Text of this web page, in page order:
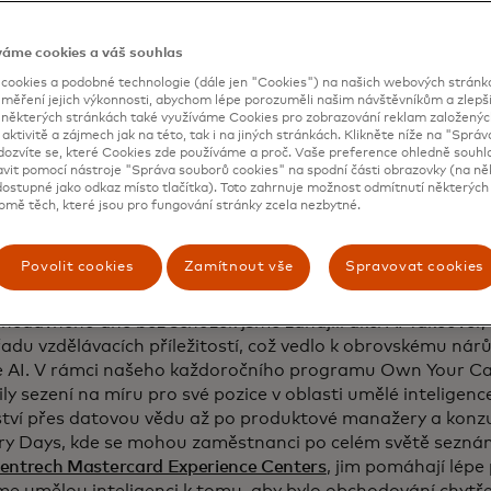
a zejména pro jejich pracovní místa.
učení - a neustálé přizpůsobování
víceúrovňovou strategii, abychom zajistili, že se naši
bez ohledu na to, v jaké fázi své cesty za umělou
roli zastávají. Naše první, nejzákladnější úroveň
gramotnosti v oblasti umělé inteligence pro
umělé inteligence na podnikové úrovni prostřednictvím
umělé inteligenci, osobních a virtuálních vzdělávacích
odborníky a akcí s předními odborníky v oboru a
dne bez schůzek jsme zahájili akci AI
vzdělávacích příležitostí, což vedlo k obrovskému
AI. V rámci našeho každoročního programu Own Your
sezení na míru pro své pozice v oblasti umělé
přes datovou vědu až po produktové manažery a
Days, kde se mohou zaměstnanci po celém světě
Mastercard Experience Centers, jim pomáhají lépe
cookies a váš souhlas
cookies a podobné technologie (dále jen "Cookies") na našich webových
jejich výkonnosti, abychom lépe porozuměli našim návštěvníkům a
stránkách také využíváme Cookies pro zobrazování reklam
aktivitě a zájmech jak na této, tak i na jiných stránkách. Klikněte níže na
se, které Cookies zde používáme a proč. Vaše preference ohledně
pomocí nástroje "Správa souborů cookies" na spodní části obrazovky (na
jako odkaz místo tlačítka). Toto zahrnuje možnost odmítnutí některých
těch, které jsou pro fungování stránky zcela nezbytné.
Povolit cookies Zamítnout vše Spravovat cookies